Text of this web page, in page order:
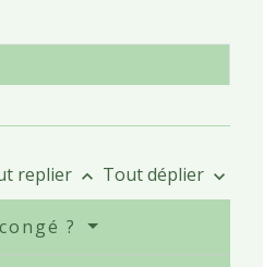
replier keyboard_arrow_up Tout déplier keyboard_arrow_down
?